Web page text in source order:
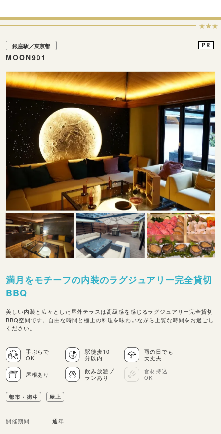
★★★
銀座駅／東京都
MOON901
PR
満月をモチーフの内装のラグジュアリー完全貸切
BBQ
美しい内装と広々とした屋外テラスは高級感を感じるラグジュアリー完全貸切
BBQ空間です。自由な時間と極上の料理を味わいながら上質な時間をお過ごし
ください。
手ぶらで
OK
駅徒歩10
分以内
雨の日でも
大丈夫
屋根あり
飲み放題プ
ランあり
食材持込
OK
都市・街中 屋上
開催期間 通年